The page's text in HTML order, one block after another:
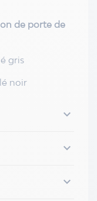
de porte de
gris
noir


